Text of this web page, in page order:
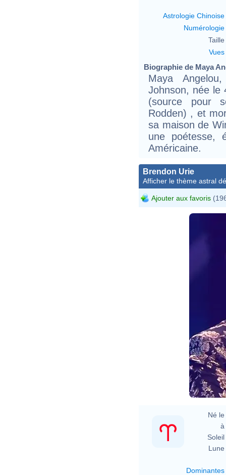
Astrologie Chinoise
Numérologie
Taille
Vues
Biographie de Maya
Maya
Johnson, née le
(source pour
Rodden) , et
sa maison de
une poétesse,
Américaine.
Brendon Urie
Afficher le thème astral
Ajouter aux favoris
Né le
à
Soleil
Lune
Dominantes